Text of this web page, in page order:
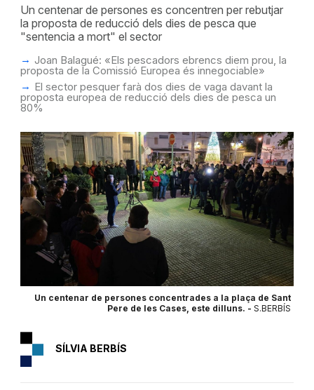
Un centenar de persones es concentren per rebutjar
la proposta de reducció dels dies de pesca que
"sentencia a mort" el sector
Joan Balagué: «Els pescadors ebrencs diem prou, la
proposta de la Comissió Europea és innegociable»
El sector pesquer farà dos dies de vaga davant la
proposta europea de reducció dels dies de pesca un
80%
Un centenar de persones concentrades a la plaça de Sant
Pere de les Cases, este dilluns. - S.BERBÍS
SÍLVIA BERBÍS